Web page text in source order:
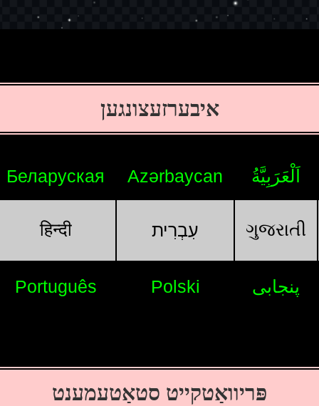
איבערזעצונגען
اَلْعَرَبِيَّةُ Azərbaycan
Беларуская
ગુજરાતી עִבְרִית हिन्दी
پنجابی Polski
Português
פּריוואַטקייט סטאַטעמענט